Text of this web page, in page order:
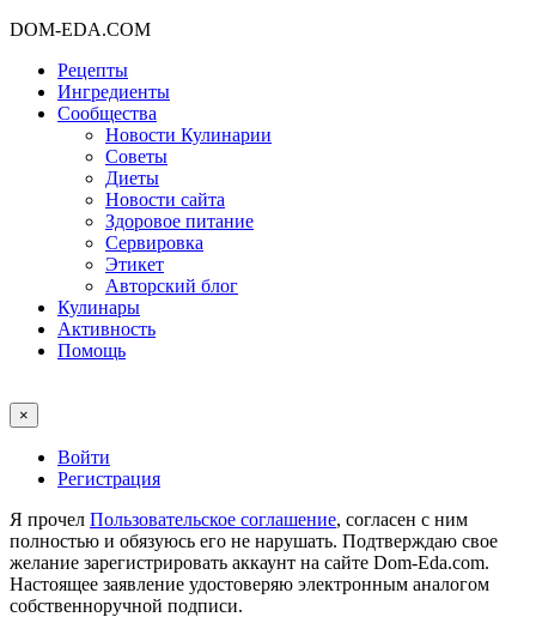
DOM-EDA.COM
Рецепты
Ингредиенты
Сообщества
Новости Кулинарии
Советы
Диеты
Новости сайта
Здоровое питание
Сервировка
Этикет
Авторский блог
Кулинары
Активность
Помощь
×
Войти
Регистрация
Я прочел Пользовательское соглашение, согласен с ним
полностью и обязуюсь его не нарушать. Подтверждаю свое
желание зарегистрировать аккаунт на сайте Dom-Eda.com.
Настоящее заявление удостоверяю электронным аналогом
собственноручной подписи.